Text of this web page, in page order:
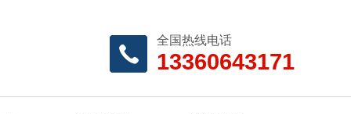
全国热线电话
13360643171